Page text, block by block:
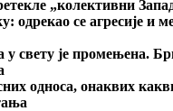
„колективни
одрекао се
је промењена.
односа, онаквих